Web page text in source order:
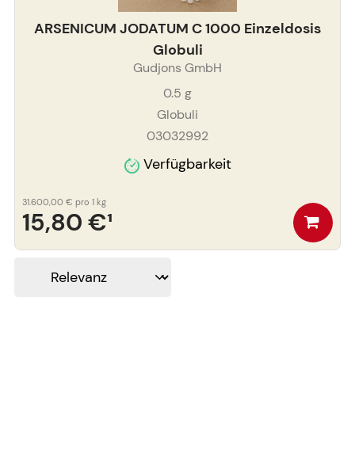
ARSENICUM JODATUM C 1000 Einzeldosis
Globuli
Gudjons GmbH
0.5 g
Globuli
03032992
Verfügbarkeit
15,80 €¹
31.600,00 € pro 1 kg